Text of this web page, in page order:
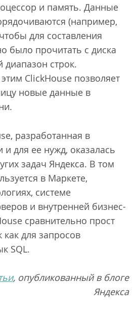
и память. Данные
(например,
для составления
было прочитать с диска
строк.
ClickHouse позволяет
новые данные в
разработанная в
для ее нужд, оказалась
задач Яндекса. В том
в Маркете,
системе
и внутренней бизнес-
сравнительно прост
как для запросов
SQL.
, опубликованный в блоге
Яндекса